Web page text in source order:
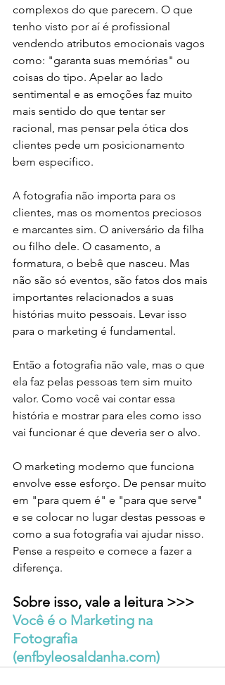
complexos do que parecem. O que
tenho visto por aí é profissional
vendendo atributos emocionais vagos
como: "garanta suas memórias" ou
coisas do tipo. Apelar ao lado
sentimental e as emoções faz muito
mais sentido do que tentar ser
racional, mas pensar pela ótica dos
clientes pede um posicionamento
bem específico.
A fotografia não importa para os
clientes, mas os momentos preciosos
e marcantes sim. O aniversário da filha
ou filho dele. O casamento, a
formatura, o bebê que nasceu. Mas
não são só eventos, são fatos dos mais
importantes relacionados a suas
histórias muito pessoais. Levar isso
para o marketing é fundamental.
Então a fotografia não vale, mas o que
ela faz pelas pessoas tem sim muito
valor. Como você vai contar essa
história e mostrar para eles como isso
vai funcionar é que deveria ser o alvo.
O marketing moderno que funciona
envolve esse esforço. De pensar muito
em "para quem é" e "para que serve"
e se colocar no lugar destas pessoas e
como a sua fotografia vai ajudar nisso.
Pense a respeito e comece a fazer a
diferença.
Sobre isso, vale a leitura >>>
Você é o Marketing na
Fotografia
(enfbyleosaldanha.com)